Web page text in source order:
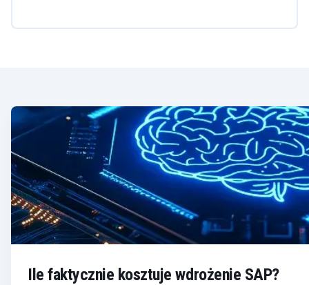
Ile faktycznie kosztuje wdrożenie SAP?